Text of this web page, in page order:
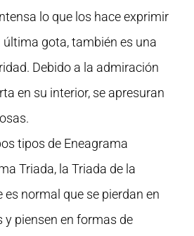
lo que los hace exprimir
última gota, también es una
Debido a la admiración
en su interior, se apresuran
tipos de Eneagrama
Triada, la Triada de la
es normal que se pierdan en
y piensen en formas de